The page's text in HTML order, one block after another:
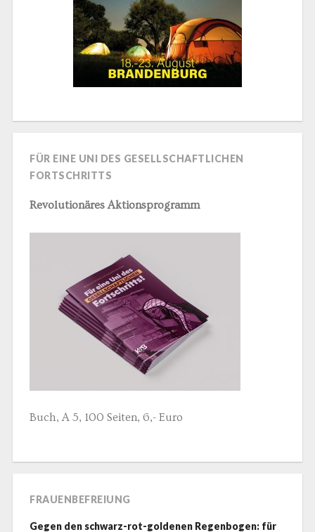
FÜR EINE UNI DES GESELLSCHAFTLICHEN
FORTSCHRITTS
Revolutionäres Aktionsprogramm
Buch, A 5, 100 Seiten, 6,- Euro
FRAUENBEFREIUNG
Gegen den schwarz-rot-goldenen Regenbogen: für